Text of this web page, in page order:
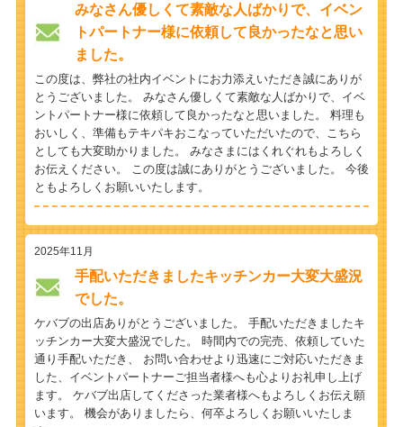
みなさん優しくて素敵な人ばかりで、イベン
トパートナー様に依頼して良かったなと思い
ました。
この度は、弊社の社内イベントにお力添えいただき誠にありが
とうございました。 みなさん優しくて素敵な人ばかりで、イベ
ントパートナー様に依頼して良かったなと思いました。 料理も
おいしく、準備もテキパキおこなっていただいたので、こちら
としても大変助かりました。 みなさまにはくれぐれもよろしく
お伝えください。 この度は誠にありがとうございました。 今後
ともよろしくお願いいたします。
2025年11月
手配いただきましたキッチンカー大変大盛況
でした。
ケバブの出店ありがとうございました。 手配いただきましたキ
ッチンカー大変大盛況でした。 時間内での完売、依頼していた
通り手配いただき、 お問い合わせより迅速にご対応いただきま
した、イベントパートナーご担当者様へも心よりお礼申し上げ
ます。 ケバブ出店してくださった業者様へもよろしくお伝え願
います。 機会がありましたら、何卒よろしくお願いいたしま